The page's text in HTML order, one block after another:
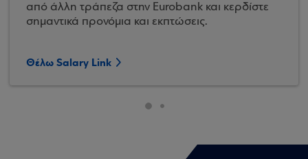
από άλλη τράπεζα στην Eurobank και κερδίστε
σημαντικά προνόμια και εκπτώσεις.
Θέλω Salary Link